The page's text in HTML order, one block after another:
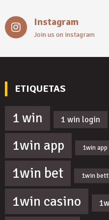
Instagram
Join us on instagram
ETIQUETAS
1 win 1 win login
1win app 1win
1win bet 1win
1win casino